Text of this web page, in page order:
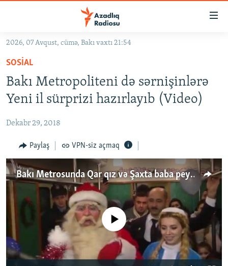
Əsas
qayıt
Əsas
naviqasiyaya
qayıt
Axtarışa
GÜNDƏM
#İZAHLA
KORRUPSIOMETR
FƏRQƏ BAX
QANUNI DOĞRU
ARAŞDIRMA
MULTIMEDIA
VIDEO
FOTOQALEREYA
İNFOQRAFIKA
KARIKATURA
RADIO ARXIV
AZƏRBAYCAN ƏDƏBIYYATI KITABXANASI
İSLAM VƏ DEMOKRATIYA
HAQQIMIZDA
MISSIYAMIZ
PEŞƏ ETIKASI VƏ JURNALISTIKA STANDARTLARIMIZ
BIZI IZLƏ
2026, 07 Avqust, cümə, Bakı vaxtı 21:54
SOSIAL
Bakı Metropoliteni də sərnişinlərə
Yeni il sürprizi hazırlayıb (Video)
Dekabr 29, 2018
Paylaş VPN-siz açmaq
Bakı Metrosunda Qar qız və Şaxta baba peyda olub
No media source currently available